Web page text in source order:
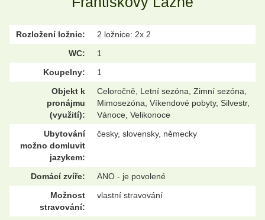
Rozložení ložnic:
2 ložnice: 2x 2
WC:
1
Koupelny:
1
Objekt k
pronájmu
(využití):
Celoročně, Letní sezóna, Zimní sezóna,
Mimosezóna, Víkendové pobyty, Silvestr,
Vánoce, Velikonoce
Ubytování
možno domluvit
jazykem:
česky, slovensky, německy
Domácí zvíře:
ANO - je povolené
Možnost
stravování:
vlastní stravování